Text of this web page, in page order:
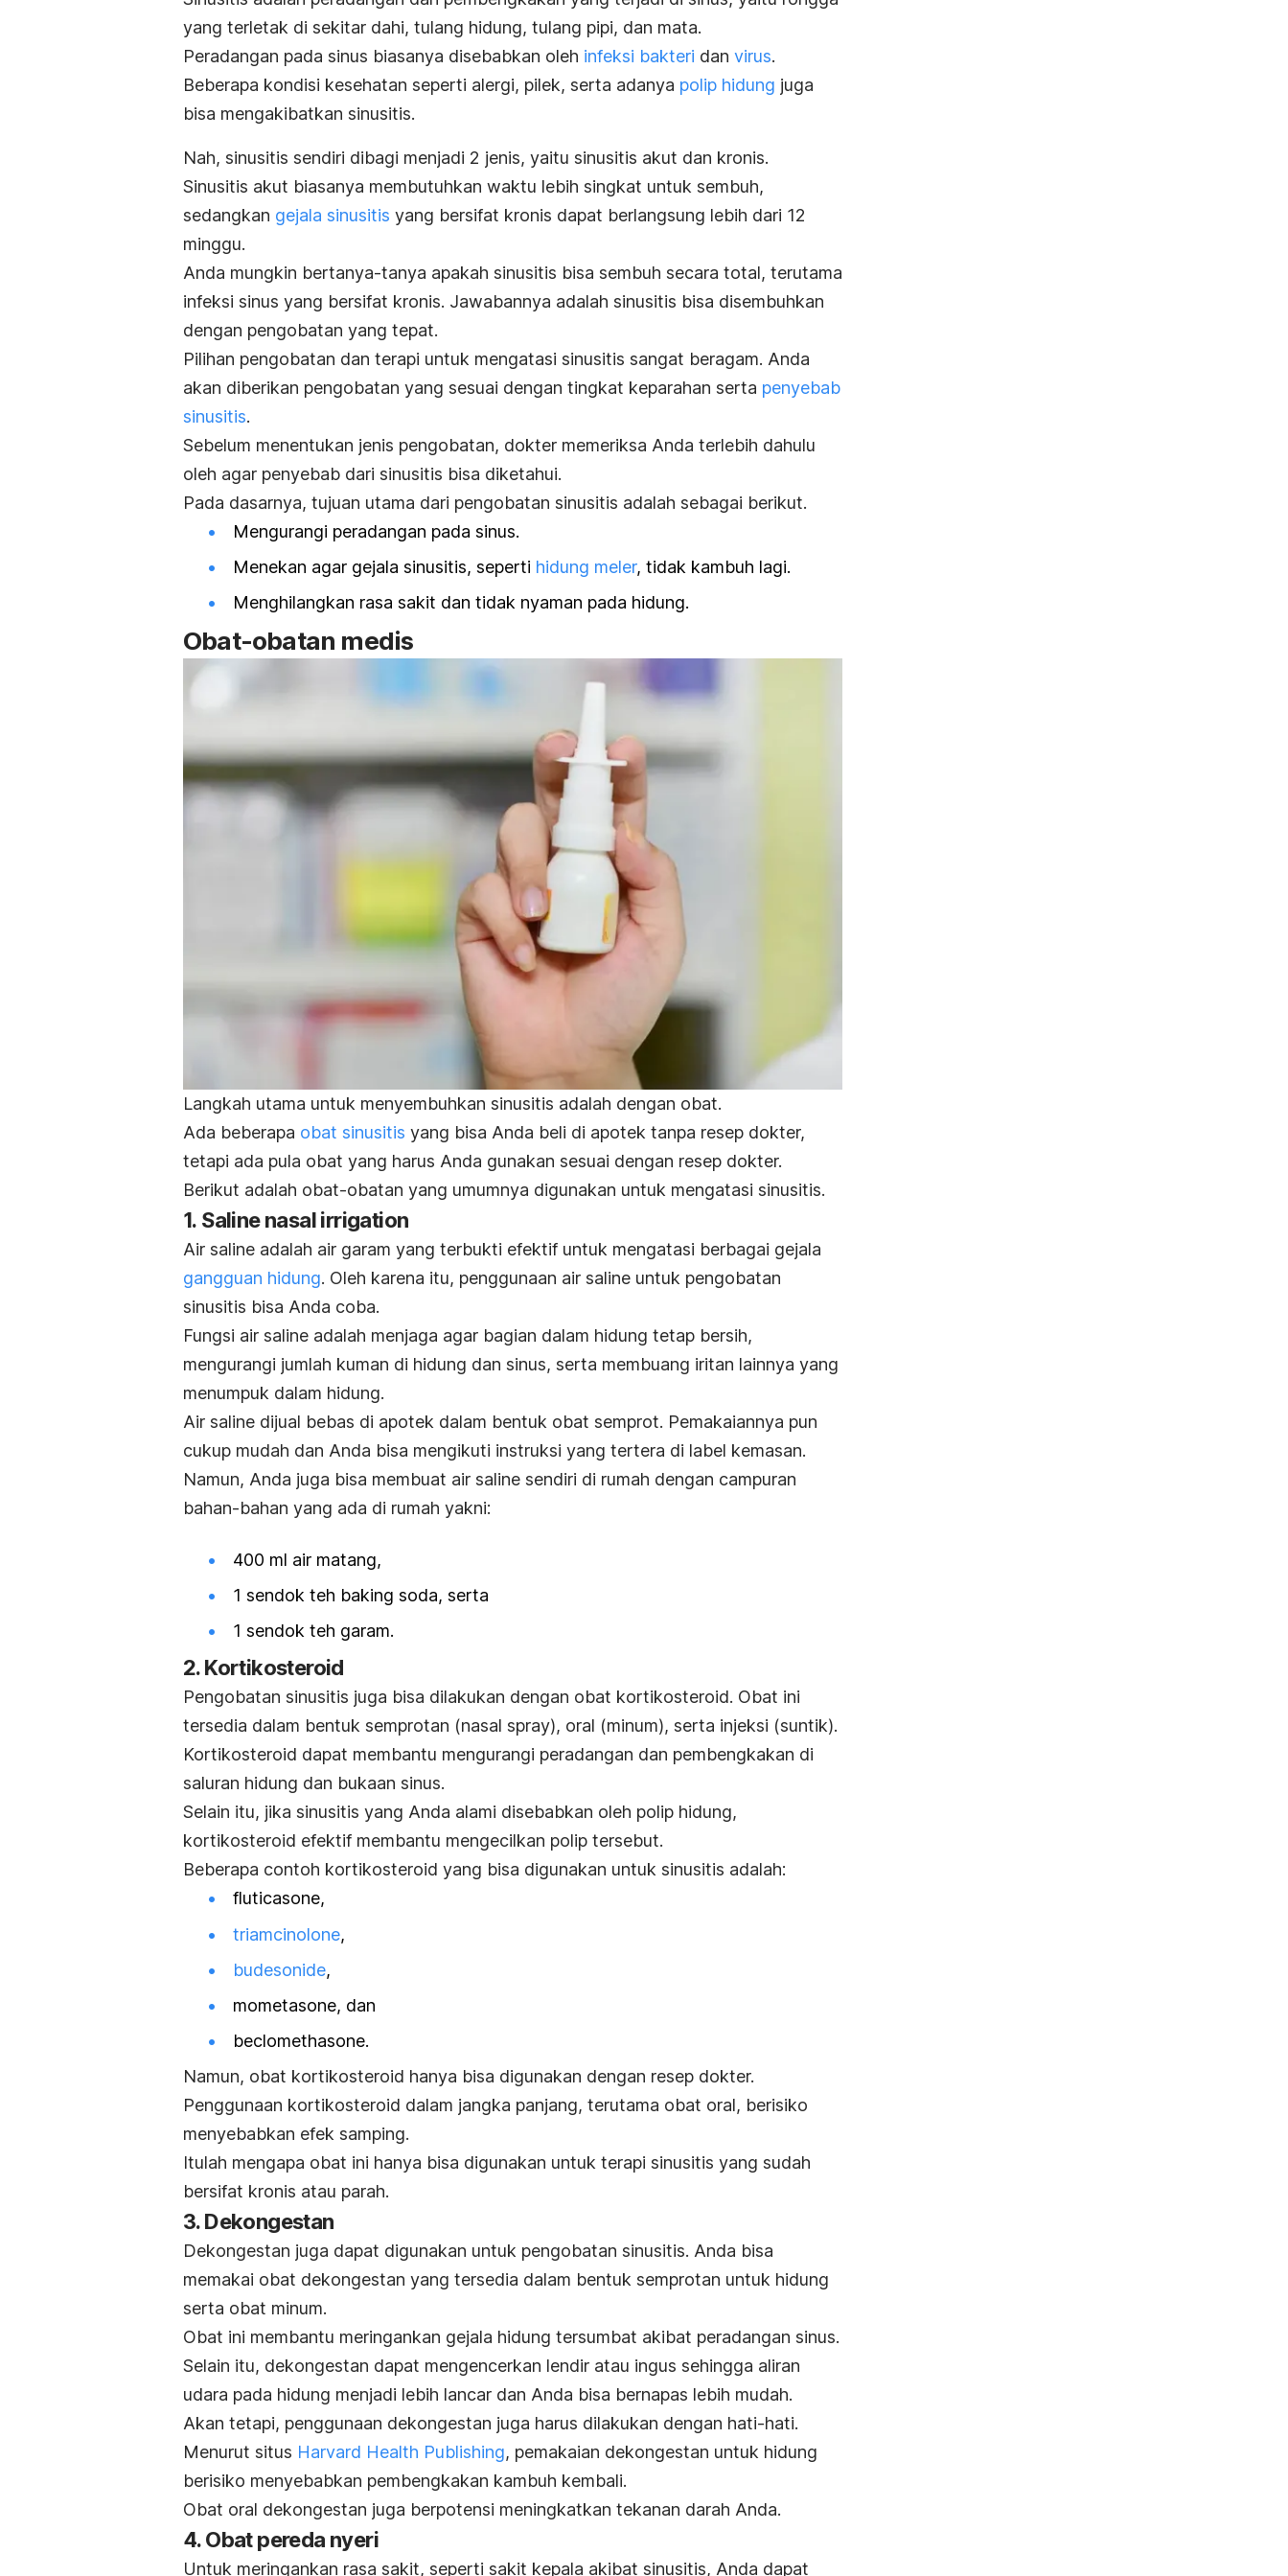
yang terletak di sekitar dahi, tulang hidung, tulang pipi, dan mata.
Peradangan pada sinus biasanya disebabkan oleh infeksi bakteri dan virus.
Beberapa kondisi kesehatan seperti alergi, pilek, serta adanya polip hidung juga
bisa mengakibatkan sinusitis.
Nah, sinusitis sendiri dibagi menjadi 2 jenis, yaitu sinusitis akut dan kronis.
Sinusitis akut biasanya membutuhkan waktu lebih singkat untuk sembuh,
sedangkan gejala sinusitis yang bersifat kronis dapat berlangsung lebih dari 12
minggu.
Anda mungkin bertanya-tanya apakah sinusitis bisa sembuh secara total, terutama
infeksi sinus yang bersifat kronis. Jawabannya adalah sinusitis bisa disembuhkan
dengan pengobatan yang tepat.
Pilihan pengobatan dan terapi untuk mengatasi sinusitis sangat beragam. Anda
akan diberikan pengobatan yang sesuai dengan tingkat keparahan serta penyebab
sinusitis.
Sebelum menentukan jenis pengobatan, dokter memeriksa Anda terlebih dahulu
oleh agar penyebab dari sinusitis bisa diketahui.
Pada dasarnya, tujuan utama dari pengobatan sinusitis adalah sebagai berikut.
Mengurangi peradangan pada sinus.
Menekan agar gejala sinusitis, seperti hidung meler, tidak kambuh lagi.
Menghilangkan rasa sakit dan tidak nyaman pada hidung.
Obat-obatan medis
Langkah utama untuk menyembuhkan sinusitis adalah dengan obat.
Ada beberapa obat sinusitis yang bisa Anda beli di apotek tanpa resep dokter,
tetapi ada pula obat yang harus Anda gunakan sesuai dengan resep dokter.
Berikut adalah obat-obatan yang umumnya digunakan untuk mengatasi sinusitis.
1. Saline nasal irrigation
Air saline adalah air garam yang terbukti efektif untuk mengatasi berbagai gejala
gangguan hidung. Oleh karena itu, penggunaan air saline untuk pengobatan
sinusitis bisa Anda coba.
Fungsi air saline adalah menjaga agar bagian dalam hidung tetap bersih,
mengurangi jumlah kuman di hidung dan sinus, serta membuang iritan lainnya yang
menumpuk dalam hidung.
Air saline dijual bebas di apotek dalam bentuk obat semprot. Pemakaiannya pun
cukup mudah dan Anda bisa mengikuti instruksi yang tertera di label kemasan.
Namun, Anda juga bisa membuat air saline sendiri di rumah dengan campuran
bahan-bahan yang ada di rumah yakni:
400 ml air matang,
1 sendok teh baking soda, serta
1 sendok teh garam.
2. Kortikosteroid
Pengobatan sinusitis juga bisa dilakukan dengan obat kortikosteroid. Obat ini
tersedia dalam bentuk semprotan (nasal spray), oral (minum), serta injeksi (suntik).
Kortikosteroid dapat membantu mengurangi peradangan dan pembengkakan di
saluran hidung dan bukaan sinus.
Selain itu, jika sinusitis yang Anda alami disebabkan oleh polip hidung,
kortikosteroid efektif membantu mengecilkan polip tersebut.
Beberapa contoh kortikosteroid yang bisa digunakan untuk sinusitis adalah:
fluticasone,
triamcinolone,
budesonide,
mometasone, dan
beclomethasone.
Namun, obat kortikosteroid hanya bisa digunakan dengan resep dokter.
Penggunaan kortikosteroid dalam jangka panjang, terutama obat oral, berisiko
menyebabkan efek samping.
Itulah mengapa obat ini hanya bisa digunakan untuk terapi sinusitis yang sudah
bersifat kronis atau parah.
3. Dekongestan
Dekongestan juga dapat digunakan untuk pengobatan sinusitis. Anda bisa
memakai obat dekongestan yang tersedia dalam bentuk semprotan untuk hidung
serta obat minum.
Obat ini membantu meringankan gejala hidung tersumbat akibat peradangan sinus.
Selain itu, dekongestan dapat mengencerkan lendir atau ingus sehingga aliran
udara pada hidung menjadi lebih lancar dan Anda bisa bernapas lebih mudah.
Akan tetapi, penggunaan dekongestan juga harus dilakukan dengan hati-hati.
Menurut situs Harvard Health Publishing, pemakaian dekongestan untuk hidung
berisiko menyebabkan pembengkakan kambuh kembali.
Obat oral dekongestan juga berpotensi meningkatkan tekanan darah Anda.
4. Obat pereda nyeri
Untuk meringankan rasa sakit, seperti sakit kepala akibat sinusitis, Anda dapat